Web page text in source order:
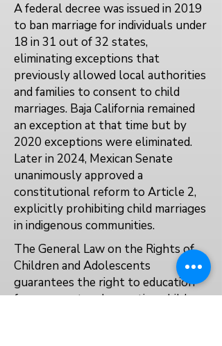
A federal decree was issued in 2019
to ban marriage for individuals under
18 in 31 out of 32 states,
eliminating exceptions that
previously allowed local authorities
and families to consent to child
marriages. Baja California remained
an exception at that time but by
2020 exceptions were eliminated.
Later in 2024, Mexican Senate
unanimously approved a
constitutional reform to Article 2,
explicitly prohibiting child marriages
in indigenous communities.
The General Law on the Rights of
Children and Adolescents
guarantees the right to education
for pregnant and parenting children,